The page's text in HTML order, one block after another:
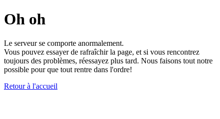
Oh oh
Le serveur se comporte anormalement.
Vous pouvez essayer de rafraîchir la page, et si vous rencontrez
toujours des problèmes, réessayez plus tard. Nous faisons tout notre
possible pour que tout rentre dans l'ordre!
Retour à l'accueil